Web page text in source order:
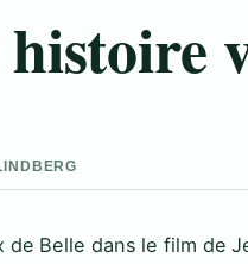
Belle dans le film de